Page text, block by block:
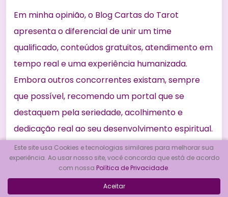
Em minha opinião, o Blog Cartas do Tarot
apresenta o diferencial de unir um time
qualificado, conteúdos gratuitos, atendimento em
tempo real e uma experiência humanizada.
Embora outros concorrentes existam, sempre
que possível, recomendo um portal que se
destaquem pela seriedade, acolhimento e
dedicação real ao seu desenvolvimento espiritual.
Quanto custa uma consulta de tarot
Este site usa Cookies e tecnologias similares para melhorar sua
experiência. Ao usar nosso site, você concorda que está de acordo
com nossa Política de Privacidade.
Aceitar